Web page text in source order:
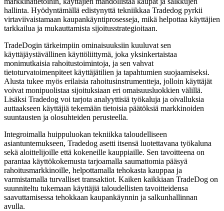
hallinta. Hyödyntämällä edistynyttä tekniikkaa Tradedog pyrkii
virtaviivaistamaan kaupankäyntiprosesseja, mikä helpottaa käyttäjien
tarkkailua ja mukauttamista sijoitusstrategioitaan.
TradeDogin tärkeimpiin ominaisuuksiin kuuluvat sen
käyttäjäystävällinen käyttöliittymä, joka yksinkertaistaa
monimutkaisia ​​rahoitustoimintoja, ja sen vahvat
tietoturvatoimenpiteet käyttäjätilien ja tapahtumien suojaamiseksi.
Alusta tukee myös erilaisia ​​rahoitusinstrumentteja, jolloin käyttäjät
voivat monipuolistaa sijoituksiaan eri omaisuusluokkien välillä.
Lisäksi Tradedog voi tarjota analyyttisiä työkaluja ja oivalluksia
auttaakseen käyttäjiä tekemään tietoisia päätöksiä markkinoiden
suuntausten ja olosuhteiden perusteella.
Integroimalla huippuluokan tekniikka taloudelliseen
asiantuntemukseen, Tradedog asetti itsensä luotettavana työkaluna
sekä aloittelijoille että kokeneille kauppiaille. Sen tavoitteena on
parantaa käyttökokemusta tarjoamalla saumattomia pääsyä
rahoitusmarkkinoille, helpottamalla tehokasta kauppaa ja
varmistamalla turvalliset transaktiot. Kaiken kaikkiaan TradeDog on
suunniteltu tukemaan käyttäjiä taloudellisten tavoitteidensa
saavuttamisessa tehokkaan kaupankäynnin ja salkunhallinnan
avulla.